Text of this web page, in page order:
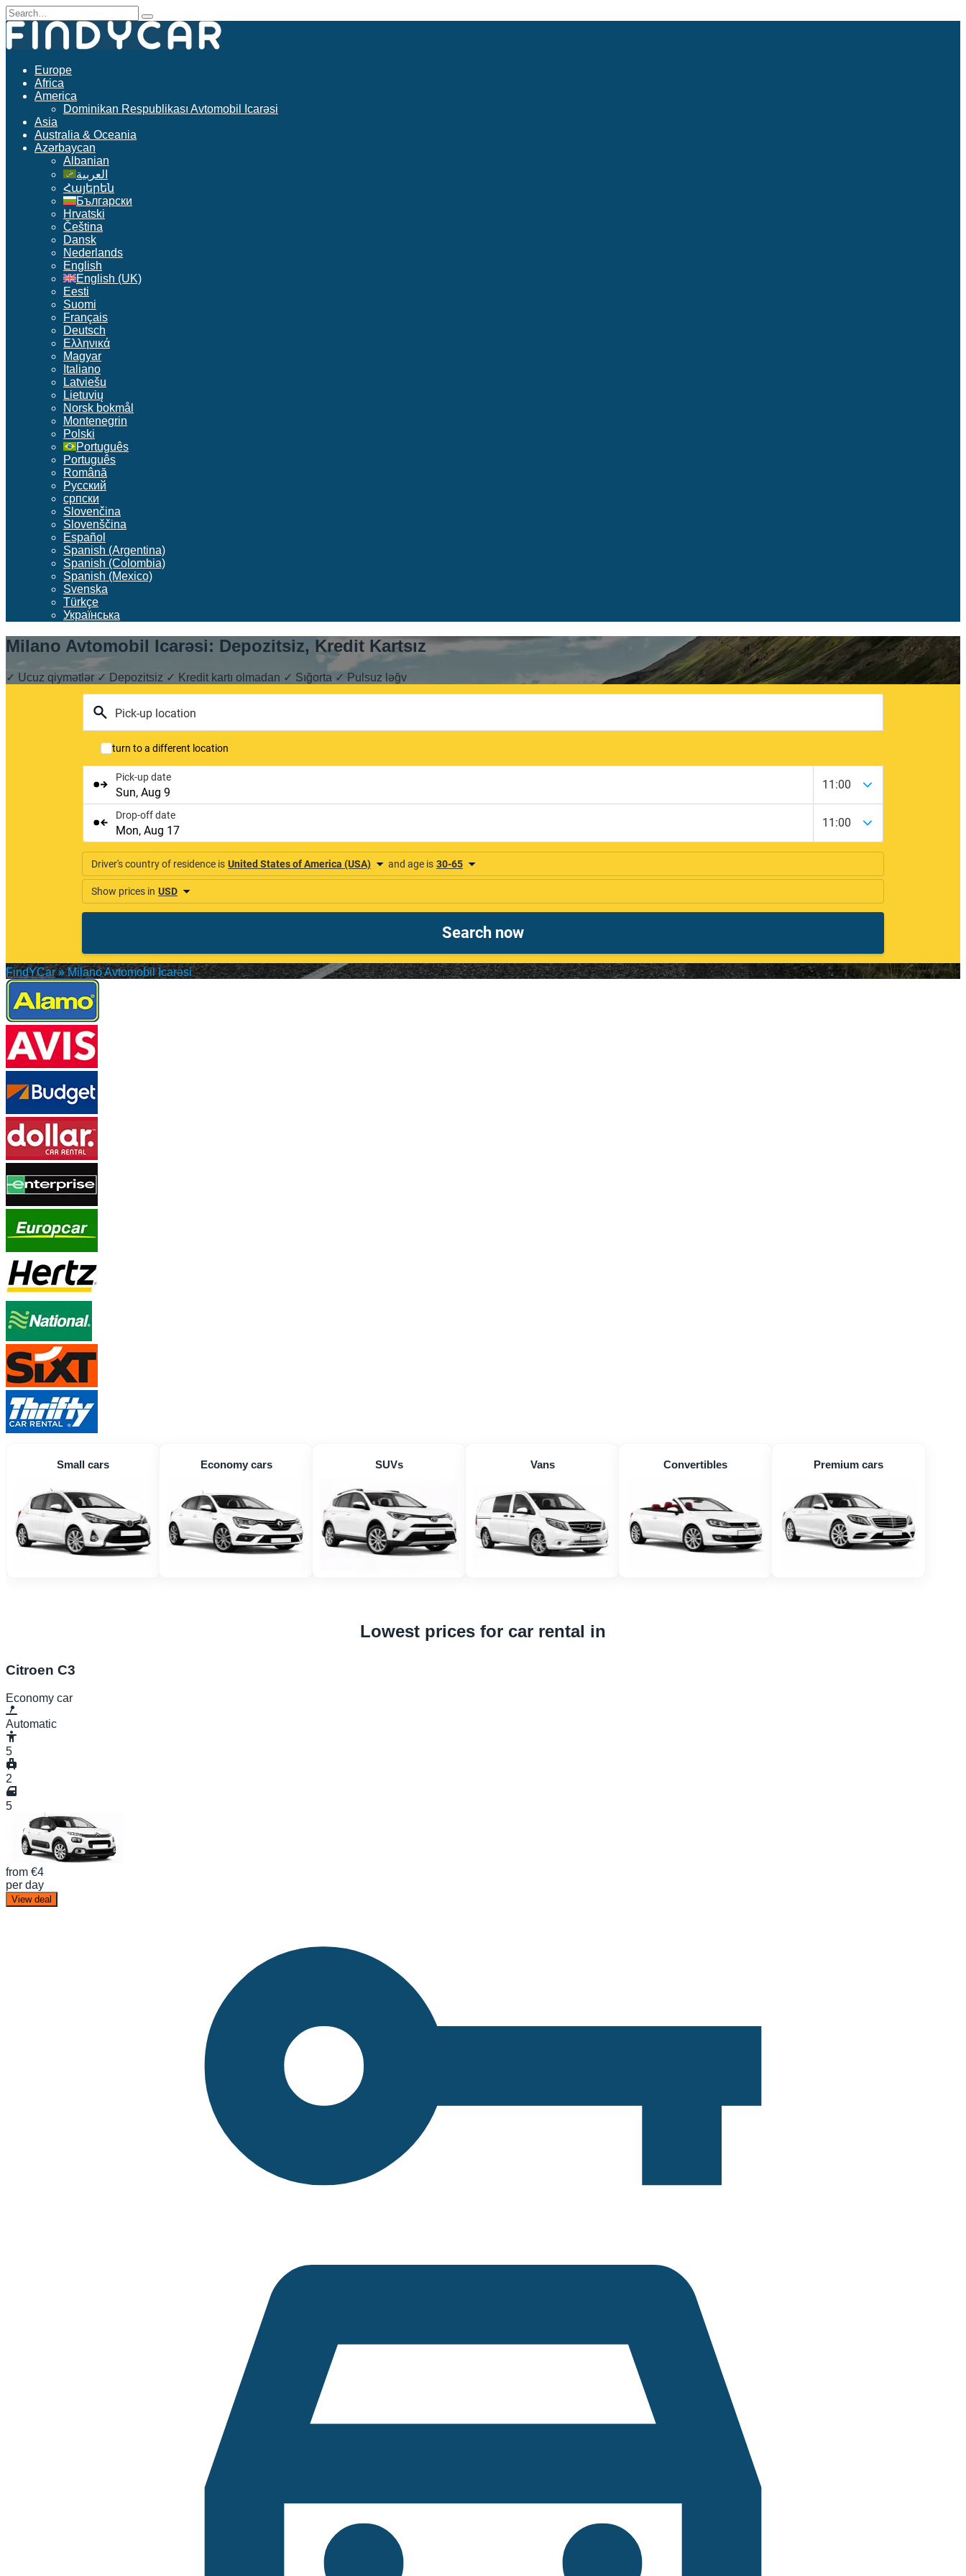
Skip
to
content
Search
for:
Europe
Africa
America
Dominikan Respublikası Avtomobil Icarəsi
Asia
Australia & Oceania
Azərbaycan
Albanian
العربية
Հայերեն
Български
Hrvatski
Čeština
Dansk
Nederlands
English
English (UK)
Eesti
Suomi
Français
Deutsch
Ελληνικά
Magyar
Italiano
Latviešu
Lietuvių
Norsk bokmål
Montenegrin
Polski
Português
Português
Română
Русский
српски
Slovenčina
Slovenščina
Español
Spanish (Argentina)
Spanish (Colombia)
Spanish (Mexico)
Svenska
Türkçe
Українська
Milano Avtomobil Icarəsi: Depozitsiz, Kredit Kartsız
✓ Ucuz qiymətlər ✓ Depozitsiz ✓ Kredit kartı olmadan ✓ Sığorta ✓ Pulsuz ləğv
FindYCar » Milano Avtomobil Icarəsi
Small cars Economy cars SUVs Vans Convertibles Premium cars
Lowest prices for car rental in
Citroen C3
Economy car
Automatic
5
2
5
from €4
per day
View deal